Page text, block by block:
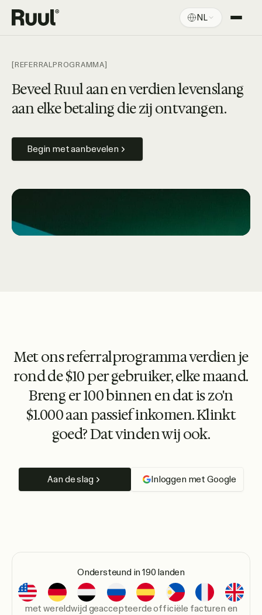
Ruul home NL
Prijzen
Bronnen
[REFERRALPROGRAMMA]
Beveel Ruul aan en verdien levenslang
aan elke betaling die zij ontvangen.
Begin met aanbevelen
Met ons referralprogramma verdien je
rond de $10 per gebruiker, elke maand.
Breng er 100 binnen en dat is zo'n
$1.000 aan passief inkomen. Klinkt
goed? Dat vinden wij ook.
Aan de slag Inloggen met Google
Ondersteund in 190 landen
met wereldwijd geaccepteerde officiële facturen en